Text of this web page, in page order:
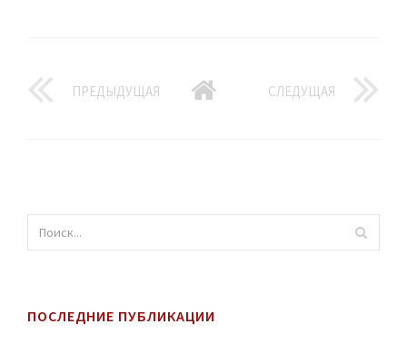
ПРЕДЫДУЩАЯ СЛЕДУЩАЯ
ПОСЛЕДНИЕ ПУБЛИКАЦИИ